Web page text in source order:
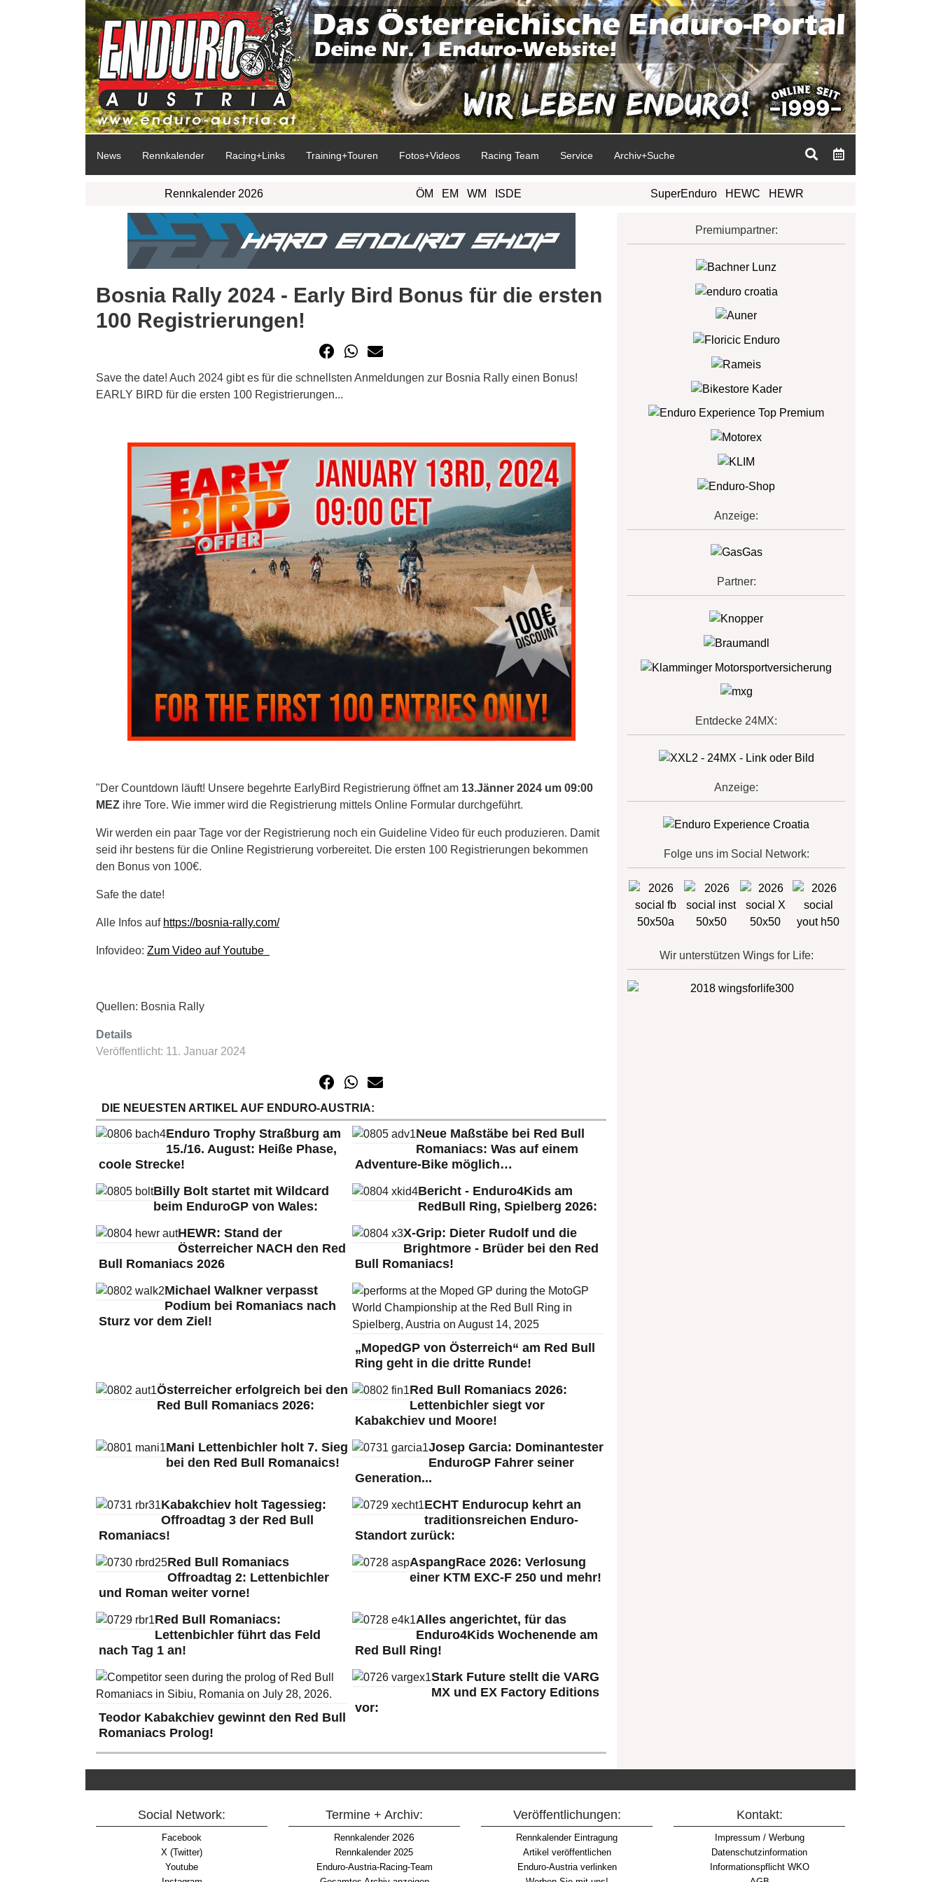
News Rennkalender Racing+Links Training+Touren Fotos+Videos Racing Team Service Archiv+Suche
Rennkalender 2026 ÖM EM WM ISDE SuperEnduro HEWC HEWR
Bosnia Rally 2024 - Early Bird Bonus für die ersten
100 Registrierungen!
Save the date! Auch 2024 gibt es für die schnellsten Anmeldungen zur Bosnia Rally einen Bonus!
EARLY BIRD für die ersten 100 Registrierungen...
"Der Countdown läuft! Unsere begehrte EarlyBird Registrierung öffnet am 13.Jänner 2024 um 09:00
MEZ ihre Tore. Wie immer wird die Registrierung mittels Online Formular durchgeführt.
Wir werden ein paar Tage vor der Registrierung noch ein Guideline Video für euch produzieren. Damit
seid ihr bestens für die Online Registrierung vorbereitet. Die ersten 100 Registrierungen bekommen
den Bonus von 100€.
Safe the date!
Alle Infos auf https://bosnia-rally.com/
Infovideo: Zum Video auf Youtube
Quellen: Bosnia Rally
Details
Veröffentlicht: 11. Januar 2024
DIE NEUESTEN ARTIKEL AUF ENDURO-AUSTRIA:
Enduro Trophy Straßburg am
15./16. August: Heiße Phase,
coole Strecke!
Neue Maßstäbe bei Red Bull
Romaniacs: Was auf einem
Adventure-Bike möglich…
Billy Bolt startet mit Wildcard
beim EnduroGP von Wales:
Bericht - Enduro4Kids am
RedBull Ring, Spielberg 2026:
HEWR: Stand der
Österreicher NACH den Red
Bull Romaniacs 2026
X-Grip: Dieter Rudolf und die
Brightmore - Brüder bei den Red
Bull Romaniacs!
Michael Walkner verpasst
Podium bei Romaniacs nach
Sturz vor dem Ziel!
„MopedGP von Österreich“ am Red Bull
Ring geht in die dritte Runde!
Österreicher erfolgreich bei den
Red Bull Romaniacs 2026:
Red Bull Romaniacs 2026:
Lettenbichler siegt vor
Kabakchiev und Moore!
Mani Lettenbichler holt 7. Sieg
bei den Red Bull Romanaics!
Josep Garcia: Dominantester
EnduroGP Fahrer seiner
Generation...
Kabakchiev holt Tagessieg:
Offroadtag 3 der Red Bull
Romaniacs!
ECHT Endurocup kehrt an
traditionsreichen Enduro-
Standort zurück:
Red Bull Romaniacs
Offroadtag 2: Lettenbichler
und Roman weiter vorne!
AspangRace 2026: Verlosung
einer KTM EXC-F 250 und mehr!
Red Bull Romaniacs:
Lettenbichler führt das Feld
nach Tag 1 an!
Alles angerichtet, für das
Enduro4Kids Wochenende am
Red Bull Ring!
Teodor Kabakchiev gewinnt den Red Bull
Romaniacs Prolog!
Stark Future stellt die VARG
MX und EX Factory Editions
vor:
Premiumpartner:
Anzeige:
Partner:
Entdecke 24MX:
Anzeige:
Folge uns im Social Network:
Wir unterstützen Wings for Life:
Social Network:
Facebook
X (Twitter)
Youtube
Termine + Archiv:
Rennkalender2026
Rennkalender 2025
Enduro-Austria-Racing-Team
Veröffentlichungen:
Rennkalender Eintragung
Artikel veröffentlichen
Enduro-Austria verlinken
Kontakt:
Impressum / Werbung
Datenschutzinformation
Informationspflicht WKO